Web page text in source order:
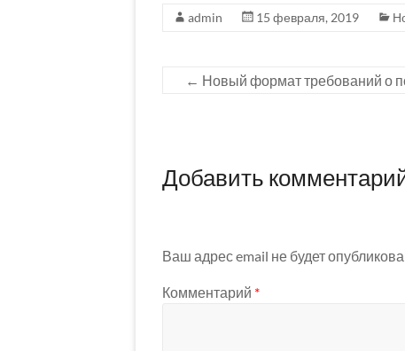
admin 15 февраля, 2019
← Новый формат требований о
Добавить
Ваш адрес email не будет
Комментарий *